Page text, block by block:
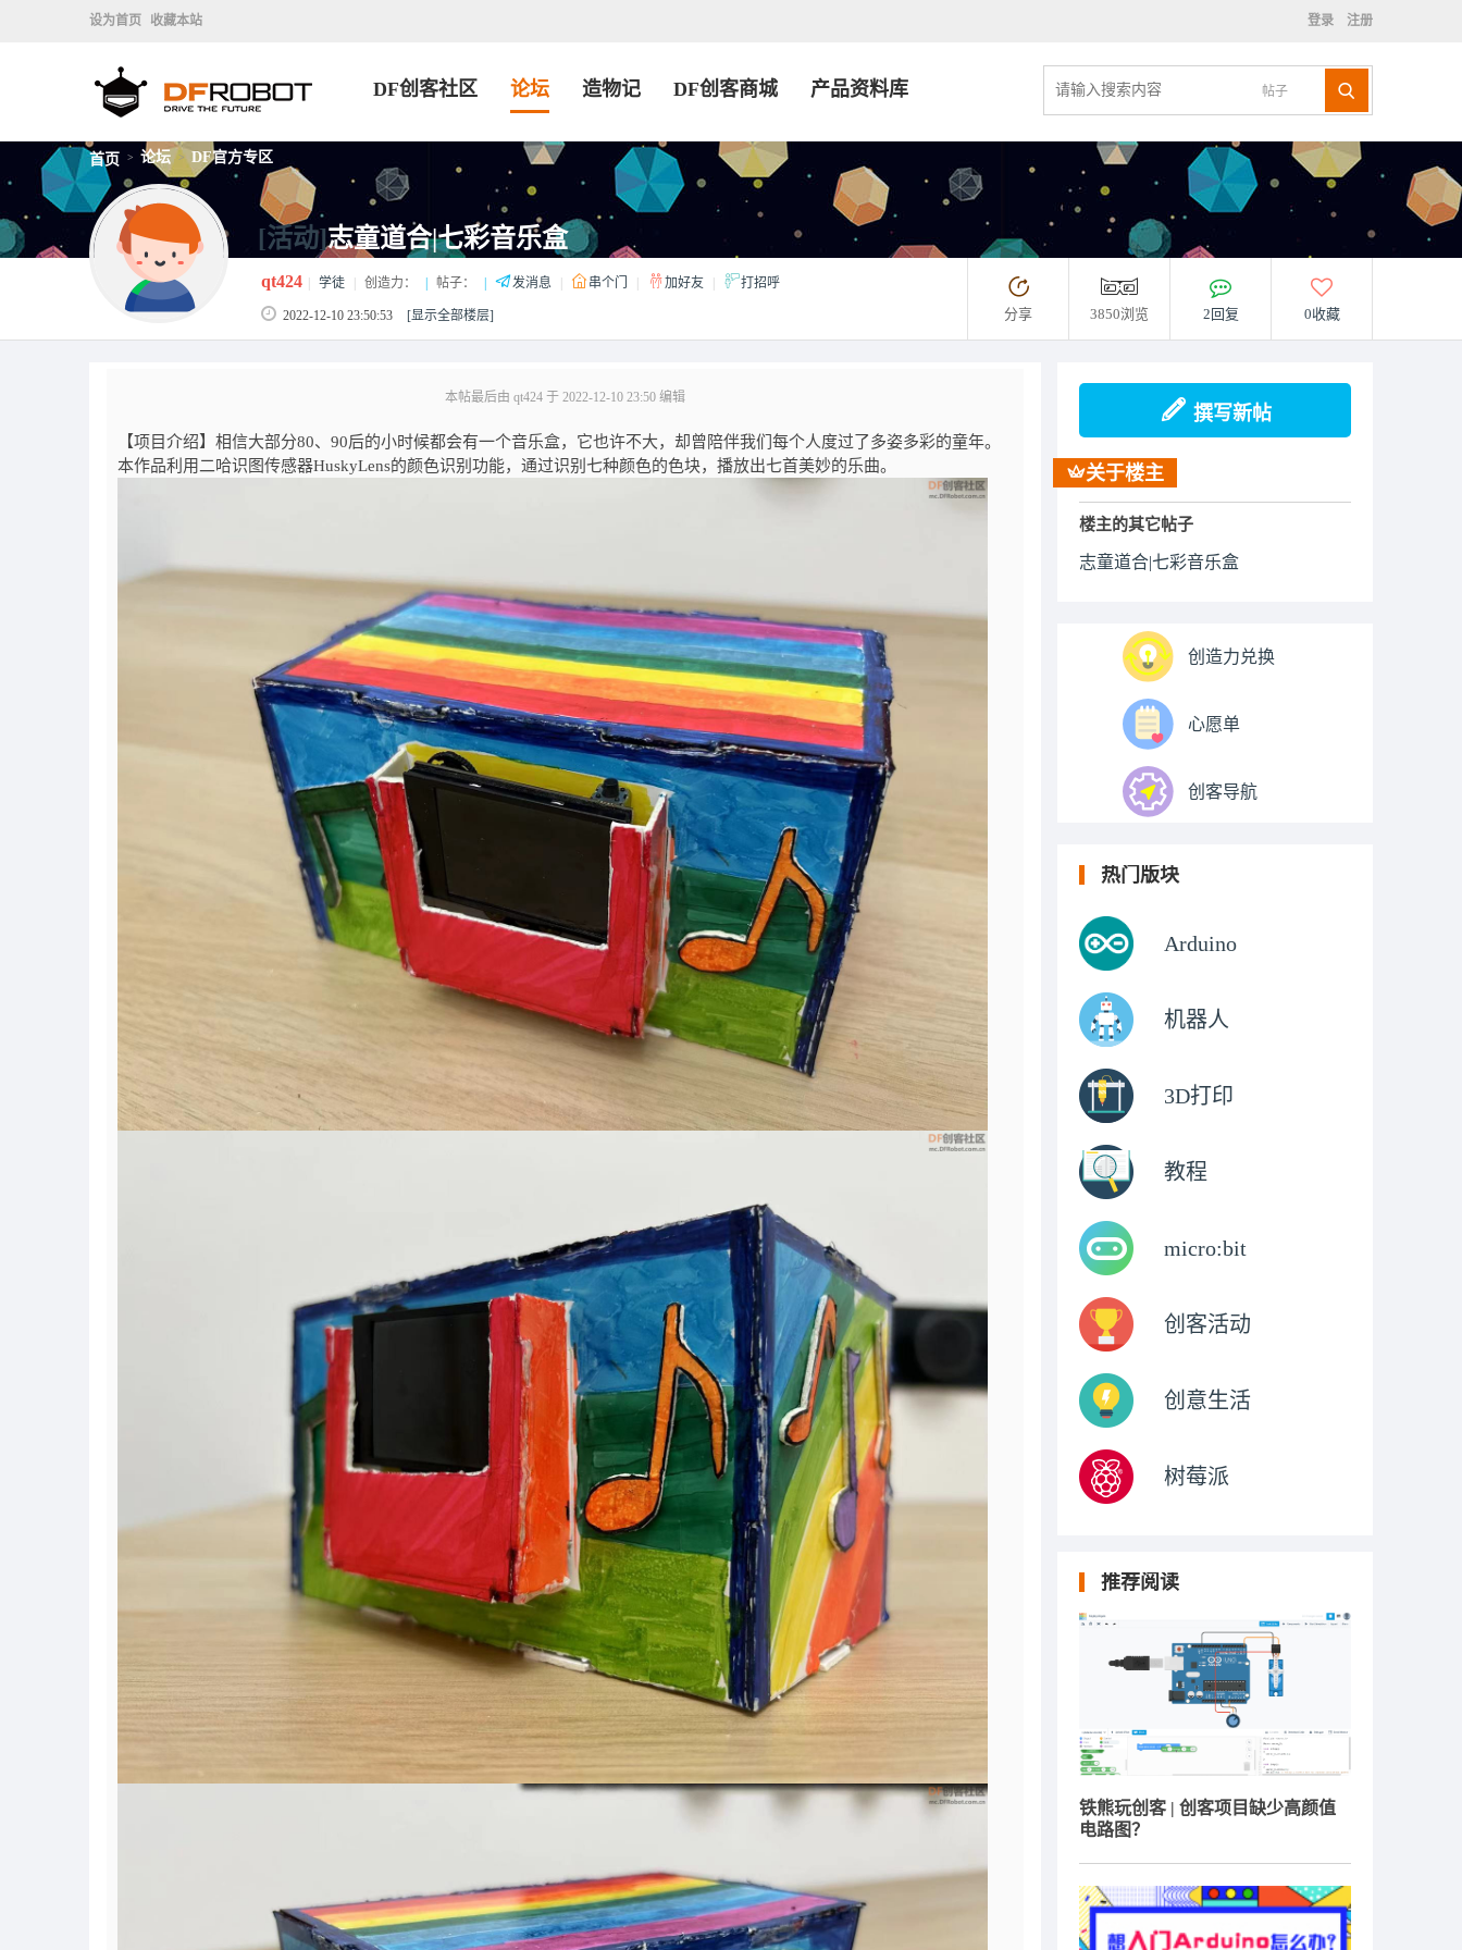
设为首页 收藏本站 登录 注册
帖子
DF创客社区 论坛 造物记 DF创客商城 产品资料库
首页 > 论坛 > DF官方专区
[活动]志童道合|七彩音乐盒
qt424 学徒 创造力： 帖子： 发消息 串个门 加好友 打招呼
2022-12-10 23:50:53 [显示全部楼层] 分享 3850浏览 2回复 0收藏
本帖最后由 qt424 于 2022-12-10 23:50 编辑
【项目介绍】相信大部分80、90后的小时候都会有一个音乐盒，它也许不大，却曾陪伴我们每个人度过了多姿多彩的童年。
本作品利用二哈识图传感器HuskyLens的颜色识别功能，通过识别七种颜色的色块，播放出七首美妙的乐曲。
撰写新帖
关于楼主
楼主的其它帖子
志童道合|七彩音乐盒
创造力兑换
心愿单
创客导航
热门版块
Arduino
机器人
3D打印
教程
micro:bit
创客活动
创意生活
树莓派
推荐阅读
铁熊玩创客 | 创客项目缺少高颜值
电路图？